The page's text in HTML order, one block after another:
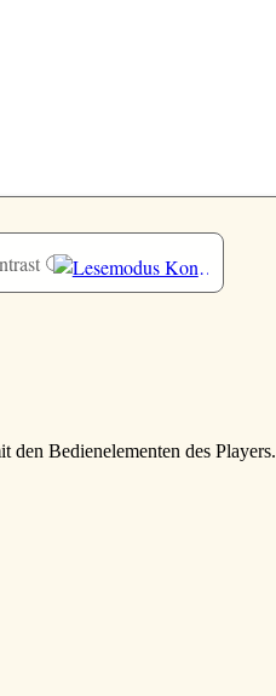
den Bedienelementen des Players.